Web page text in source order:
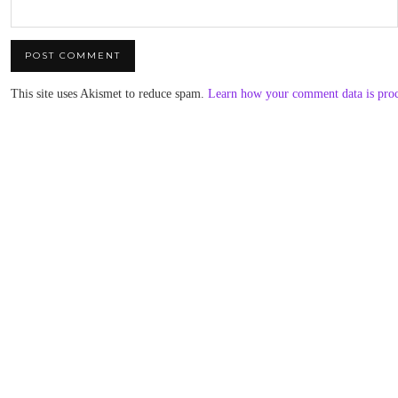
This site uses Akismet to reduce spam. Learn how your comment data is